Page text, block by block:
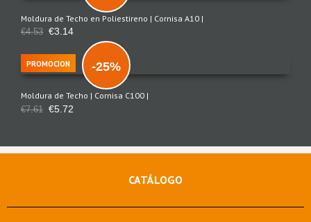
Moldura de Techo en Poliestireno | Cornisa A10 |
€4.53 €3.14
PROMOCION -25%
Moldura de Techo | Cornisa C100 |
€7.61 €5.72
CATÁLOGO